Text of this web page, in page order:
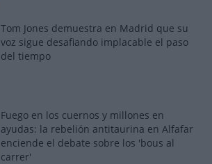
Tom Jones demuestra en Madrid que su
voz sigue desafiando implacable el paso
del tiempo
Fuego en los cuernos y millones en
ayudas: la rebelión antitaurina en Alfafar
enciende el debate sobre los 'bous al
carrer'